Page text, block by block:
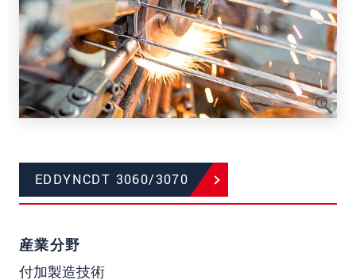
EDDYNCDT 3060/3070
産業分野
付加製造技術